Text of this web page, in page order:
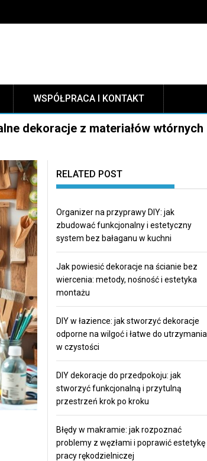
wnętrza i dbać o trwałość na lata
WSPÓŁPRACA I KONTAKT
dekoracje z materiałów wtórnych
RELATED POST
Organizer na przyprawy DIY: jak
zbudować funkcjonalny i estetyczny
system bez bałaganu w kuchni
Jak powiesić dekoracje na ścianie bez
wiercenia: metody, nośność i estetyka
montażu
DIY w łazience: jak stworzyć dekoracje
odporne na wilgoć i łatwe do utrzymania
w czystości
DIY dekoracje do przedpokoju: jak
stworzyć funkcjonalną i przytulną
przestrzeń krok po kroku
Błędy w makramie: jak rozpoznać
problemy z węzłami i poprawić estetykę
pracy rękodzielniczej